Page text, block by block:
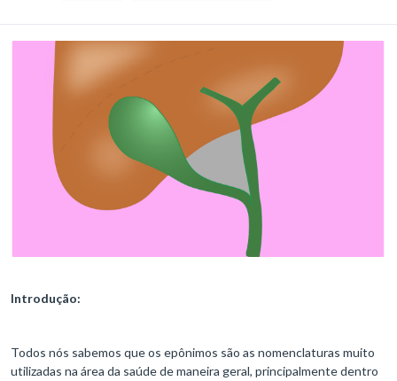
Introdução:
Todos nós sabemos que os epônimos são as nomenclaturas muito
utilizadas na área da saúde de maneira geral, principalmente dentro